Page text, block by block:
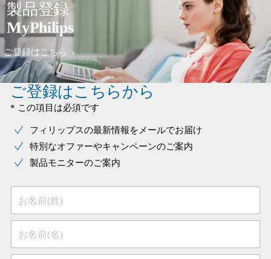
製品登録
MyPhilips
ご登録はこちら
ご登録はこちらから
* この項目は必須です
フィリップスの最新情報をメールでお届け
特別なオファーやキャンペーンのご案内
製品モニターのご案内
お名前(姓)
お名前(名)